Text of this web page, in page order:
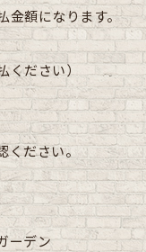
金額になります。
ください）
ください。
ーデン